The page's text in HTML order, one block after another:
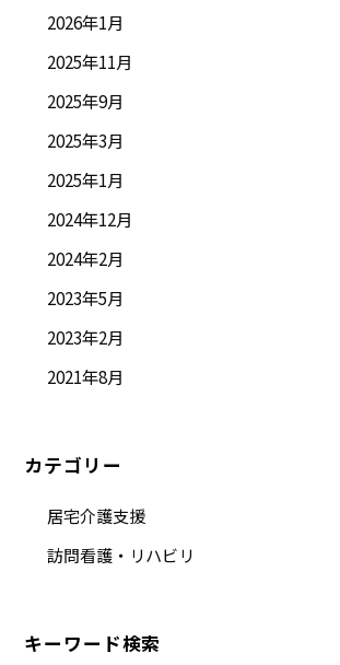
2026年1月
2025年11月
2025年9月
2025年3月
2025年1月
2024年12月
2024年2月
2023年5月
2023年2月
2021年8月
カテゴリー
居宅介護支援
訪問看護・リハビリ
キーワード検索